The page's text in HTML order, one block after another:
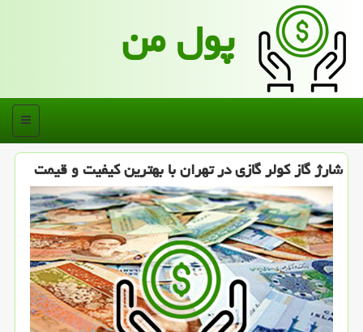
پول من
منو
شارژ گاز كولر گازی در تهران با بهترین كیفیت و قیمت